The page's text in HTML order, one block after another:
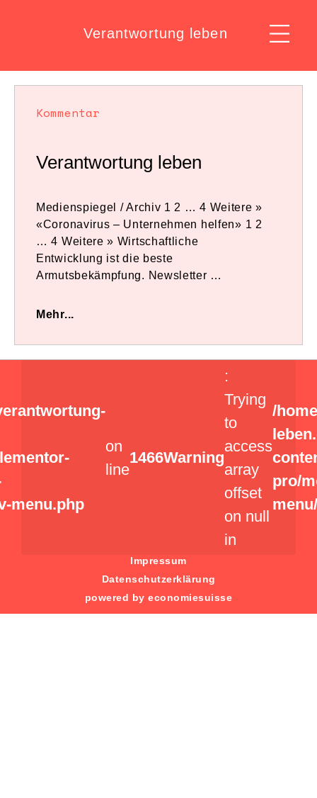
Verantwortung leben
Kommentar
Verantwortung leben
Medienspiegel / Archiv 1 2 … 4 Weitere »
«Coronavirus – Unternehmen helfen» 1 2
… 4 Weitere » Wirtschaftliche
Entwicklung ist die beste
Armutsbekämpfung. Newsletter …
Mehr...
menu.php
on
line
1466Warning
:
Trying
to
access
array
offset
on null
in
/
pro/
Impressum
Datenschutzerklärung
powered by economiesuisse